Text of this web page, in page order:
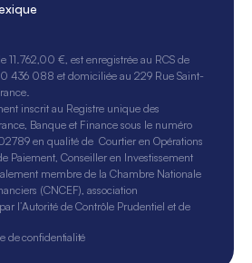
11.762,00 €, est enregistrée au RCS de
436 088 et domiciliée au 229 Rue Saint-
inscrit au Registre unique des
Banque et Finance sous le numéro
en qualité de  Courtier en Opérations
Paiement, Conseiller en Investissement
membre de la Chambre Nationale
(CNCEF), association
l’Autorité de Contrôle Prudentiel et de
de confidentialité